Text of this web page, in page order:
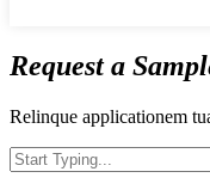
Request a
Relinque applicationem